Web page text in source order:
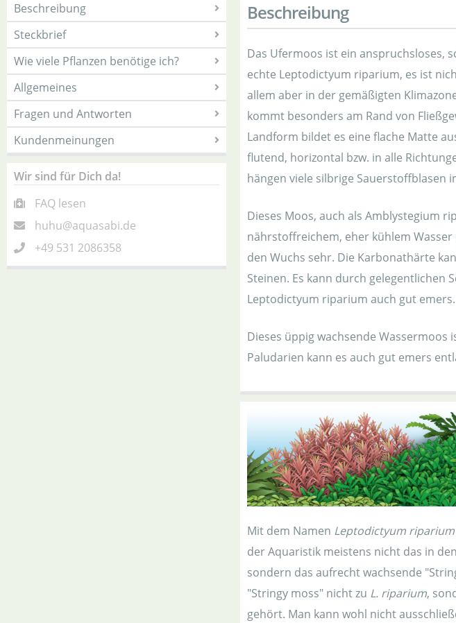
Beschreibung
Steckbrief
Wie viele Pflanzen benötige ich?
Allgemeines
Fragen und Antworten
Kundenmeinungen
Wir sind für Dich da!
FAQ lesen
huhu@aquasabi.de
+49 531 2086358
Beschreibung
Das Ufermoos ist ein anspruchsloses,
echte Leptodictyum riparium, es ist
allem aber in der gemäßigten
kommt besonders am Rand von
Landform bildet es eine flache Matte
flutend, horizontal bzw. in alle
hängen viele silbrige Sauerstoffblasen
Dieses Moos, auch als Amblystegium
nährstoffreichem, eher kühlem
den Wuchs sehr. Die Karbonathärte
Steinen. Es kann durch gelegentlichen
Leptodictyum riparium auch gut emers.
Dieses üppig wachsende
Paludarien kann es auch gut emers
Mit dem Namen Leptodictyum riparium
der Aquaristik meistens nicht das in
sondern das aufrecht wachsende
"Stringy moss" nicht zu L. riparium,
gehört. Man kann wohl nicht